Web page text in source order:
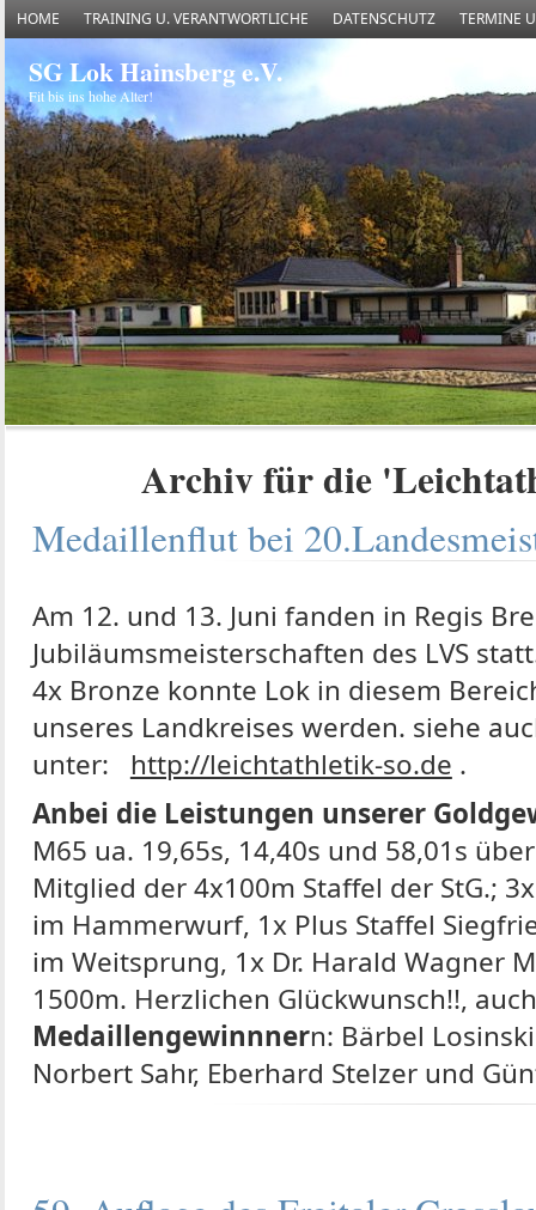
HOME TRAINING U. VERANTWORTLICHE DATENSCHUTZ TERMINE
SG Lok Hainsberg e.V.
Fit bis ins hohe Alter!
Archiv für die
Medaillenflut bei
Am 12. und 13. Juni fanden in Regis
Jubiläumsmeisterschaften des LVS
4x Bronze konnte Lok in diesem
unseres Landkreises werden. siehe
unter: http://leichtathletik-so.de .
Anbei die Leistungen unserer
M65 ua. 19,65s, 14,40s und 58,01s
Mitglied der 4x100m Staffel der StG.;
im Hammerwurf, 1x Plus Staffel
im Weitsprung, 1x Dr. Harald Wagner
1500m. Herzlichen Glückwunsch!!,
Medaillengewinnnern: Bärbel
Norbert Sahr, Eberhard Stelzer und